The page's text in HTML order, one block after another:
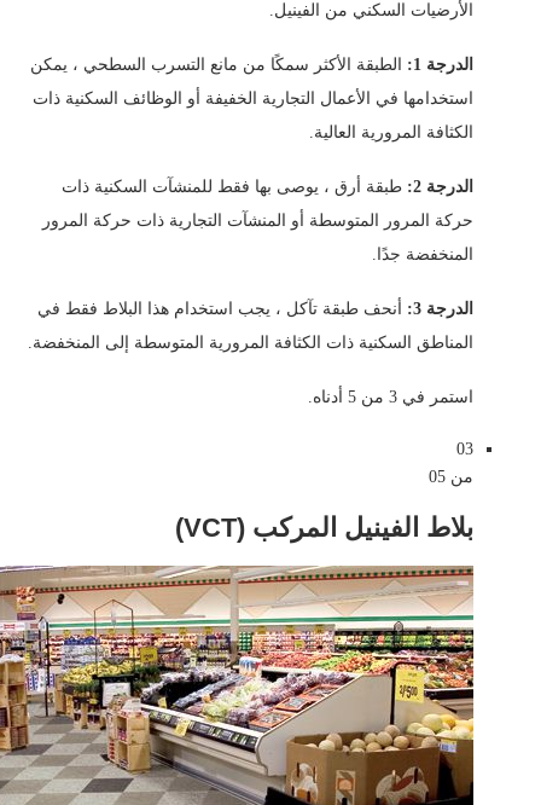
الأرضيات السكني من الفينيل.
الدرجة 1:
الطبقة الأكثر سمكًا من مانع التسرب السطحي ، يمكن
استخدامها في الأعمال التجارية الخفيفة أو الوظائف السكنية ذات
الكثافة المرورية العالية.
الدرجة 2:
طبقة أرق ، يوصى بها فقط للمنشآت السكنية ذات
حركة المرور المتوسطة أو المنشآت التجارية ذات حركة المرور
المنخفضة جدًا.
الدرجة 3:
أنحف طبقة تآكل ، يجب استخدام هذا البلاط فقط في
المناطق السكنية ذات الكثافة المرورية المتوسطة إلى المنخفضة.
استمر في 3 من 5 أدناه.
03
من 05
بلاط الفينيل المركب (VCT)